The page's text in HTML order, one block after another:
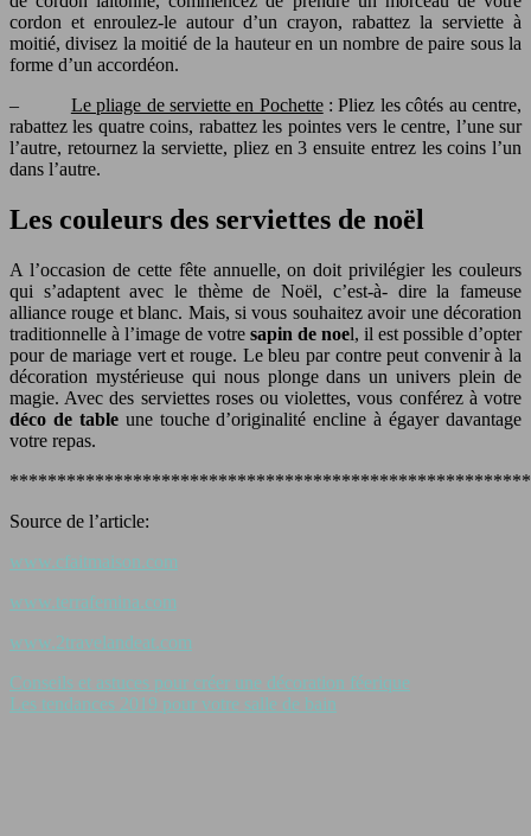
cordon et enroulez-le autour d’un crayon, rabattez la serviette à
moitié, divisez la moitié de la hauteur en un nombre de paire sous la
forme d’un accordéon.
– Le pliage de serviette en Pochette: Pliez les côtés au centre,
rabattez les quatre coins, rabattez les pointes vers le centre, l’une sur
l’autre, retournez la serviette, pliez en 3 ensuite entrez les coins l’un
dans l’autre.
Les couleurs des serviettes de noël
A l’occasion de cette fête annuelle, on doit privilégier les couleurs
qui s’adaptent avec le thème de Noël, c’est-à- dire la fameuse
alliance rouge et blanc. Mais, si vous souhaitez avoir une décoration
traditionnelle à l’image de votre sapin de noel, il est possible d’opter
pour de mariage vert et rouge. Le bleu par contre peut convenir à la
décoration mystérieuse qui nous plonge dans un univers plein de
magie. Avec des serviettes roses ou violettes, vous conférez à votre
déco de tableune touche d’originalité encline à égayer davantage
votre repas.
Source de l’article:
www.cfaitmaison.com
www.terrafemina.com
www.2travelandeat.com
Conseils et astuces pour créer une décoration féerique
Les tendances 2019 pour votre salle de bain